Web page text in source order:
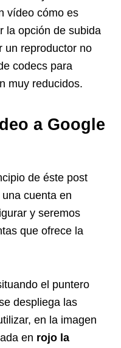
vídeo cómo es
la opción de subida
un reproductor no
codecs para
muy reducidos.
a Google
de éste post
cuenta en
y seremos
que ofrece la
el puntero
despliega las
en la imagen
en rojo la